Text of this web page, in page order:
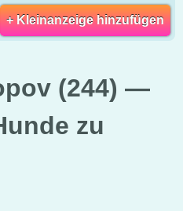
+ Kleinanzeige hinzufügen
(244) —
zu